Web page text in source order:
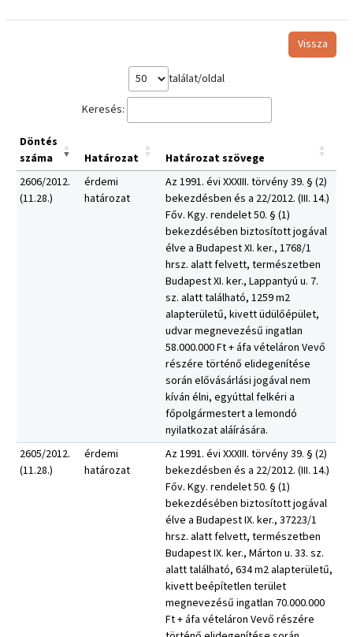
Vissza
találat/oldal
Keresés:
Döntés
száma
Határozat
Határozat szövege
2606/2012.
(11.28.)
érdemi
határozat
Az 1991. évi XXXIII. törvény 39. § (2)
bekezdésben és a 22/2012. (III. 14.)
Főv. Kgy. rendelet 50. § (1)
bekezdésében biztosított jogával
élve a Budapest XI. ker., 1768/1
hrsz. alatt felvett, természetben
Budapest XI. ker., Lappantyú u. 7.
sz. alatt található, 1259 m2
alapterületű, kivett üdülőépület,
udvar megnevezésű ingatlan
58.000.000 Ft + áfa vételáron Vevő
részére történő elidegenítése
során elővásárlási jogával nem
kíván élni, egyúttal felkéri a
főpolgármestert a lemondó
nyilatkozat aláírására.
2605/2012.
(11.28.)
érdemi
határozat
Az 1991. évi XXXIII. törvény 39. § (2)
bekezdésben és a 22/2012. (III. 14.)
Főv. Kgy. rendelet 50. § (1)
bekezdésében biztosított jogával
élve a Budapest IX. ker., 37223/1
hrsz. alatt felvett, természetben
Budapest IX. ker., Márton u. 33. sz.
alatt található, 634 m2 alapterületű,
kivett beépítetlen terület
megnevezésű ingatlan 70.000.000
Ft + áfa vételáron Vevő részére